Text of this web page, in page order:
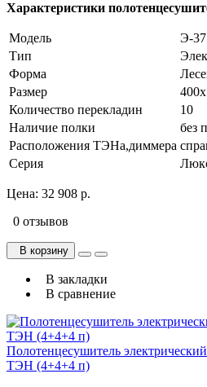
Характеристики
Модель
Э-37
Тип
Форма
Размер
Количество перекладин
10
Наличие полки
без
Расположения ТЭНа,диммера
Серия
Цена: 32 908 р.
0 отзывов
В корзину
В закладки
В сравнение
Полотенцесушитель
ТЭН (4+4+4 п)